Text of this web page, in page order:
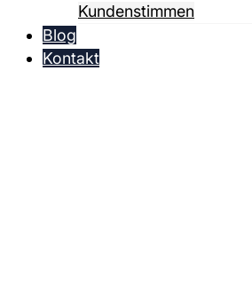
Kundenstimmen
Blog
Kontakt